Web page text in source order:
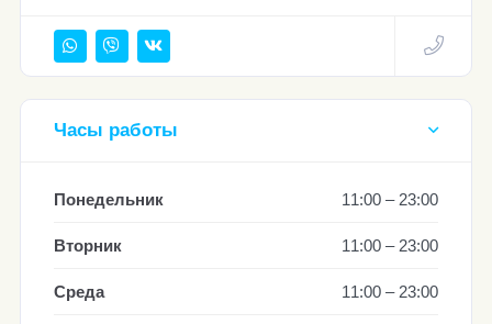
Часы работы
Понедельник 11:00 – 23:00
Вторник 11:00 – 23:00
Среда 11:00 – 23:00